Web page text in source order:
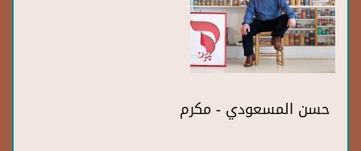
حسن المسعودي - مكرم